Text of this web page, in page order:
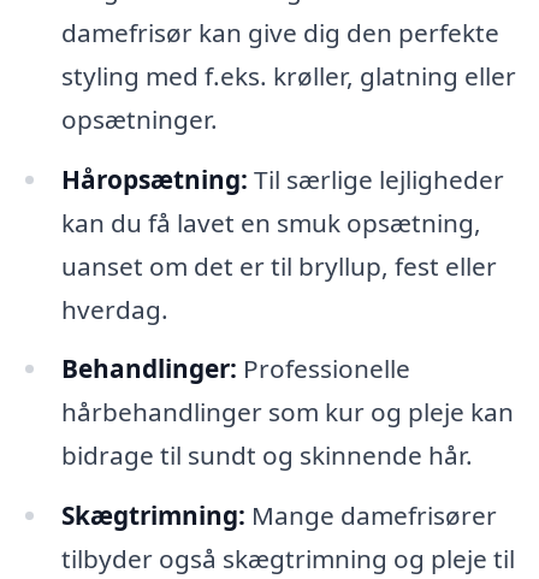
damefrisør kan give dig den perfekte
styling med f.eks. krøller, glatning eller
opsætninger.
Håropsætning: Til særlige lejligheder
kan du få lavet en smuk opsætning,
uanset om det er til bryllup, fest eller
hverdag.
Behandlinger: Professionelle
hårbehandlinger som kur og pleje kan
bidrage til sundt og skinnende hår.
Skægtrimning: Mange damefrisører
tilbyder også skægtrimning og pleje til